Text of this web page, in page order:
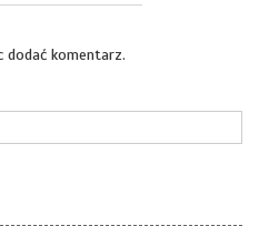
dodać komentarz.